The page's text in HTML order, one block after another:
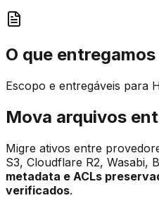
O que entregamos
Escopo e entregáveis para
Mova arquivos
Migre ativos entre
S3, Cloudflare R2, Wasabi,
metadata e ACLs
verificados.